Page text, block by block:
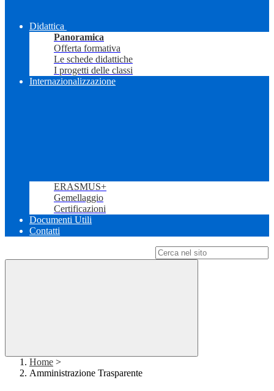
Didattica
Panoramica
Offerta formativa
Le schede didattiche
I progetti delle classi
Internazionalizzazione
ERASMUS+
Gemellaggio
Certificazioni
Documenti Utili
Contatti
Home >
Amministrazione Trasparente